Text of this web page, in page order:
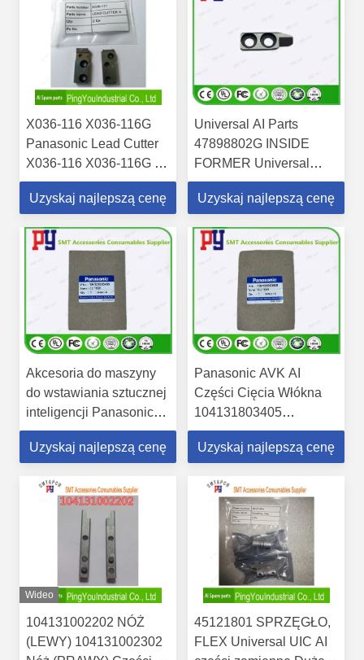
X036-116 X036-116G
Panasonic Lead Cutter
X036-116 X036-116G AI
Części zamienne
Uzyskaj najlepszą cenę
Universal AI Parts
47898802G INSIDE
FORMER Universal
Plug-in Machine
Uzyskaj najlepszą cenę
Akcesoria do maszyny
do wstawiania sztucznej
inteligencji Panasonic
104131803405/104131803505
Uzyskaj najlepszą cenę
Panasonic AVK AI
Części Cięcia Włókna
104131803405
104131803505
Uzyskaj najlepszą cenę
Wideo
104131002202 NÓŻ
(LEWY) 104131002302
45121801 SPRZĘGŁO,
FLEX Universal UIC AI